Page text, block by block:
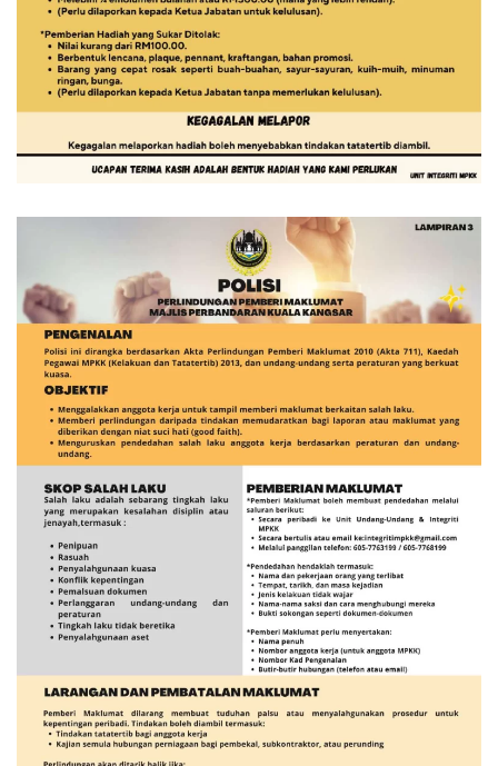
Read more